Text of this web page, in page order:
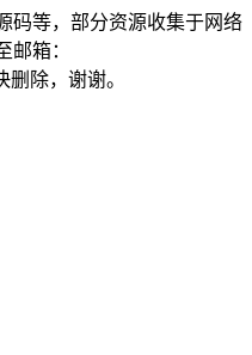
码等，部分资源收集于网络
邮箱：
删除，谢谢。